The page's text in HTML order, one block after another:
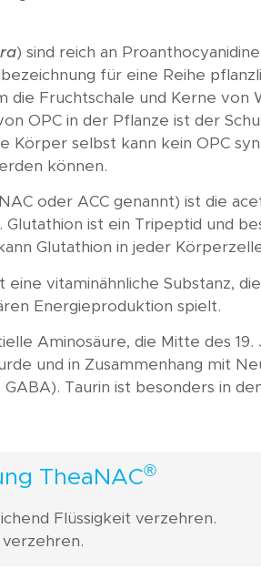
) sind reich an
für eine Reihe
die Fruchtschale und Kerne von
OPC in der Pflanze ist der
Körper selbst kann kein OPC
können.
oder ACC genannt) ist die
Glutathion ist ein Tripeptid und
Glutathion in jeder
eine vitaminähnliche Substanz,
Energieproduktion spielt.
Aminosäure, die Mitte des
und in Zusammenhang mit
Taurin ist besonders in
TheaNAC®
Flüssigkeit verzehren.